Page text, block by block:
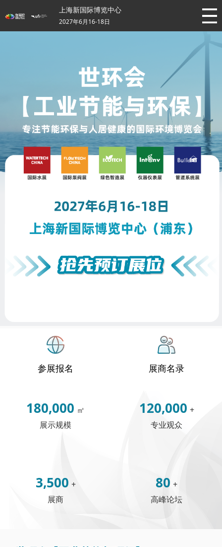
上海新国际博览中心
2027年6月16-18日
参展报名 展商名录
180,000 ㎡
展示规模
120,000 +
专业观众
3,500 +
展商
80 +
高峰论坛